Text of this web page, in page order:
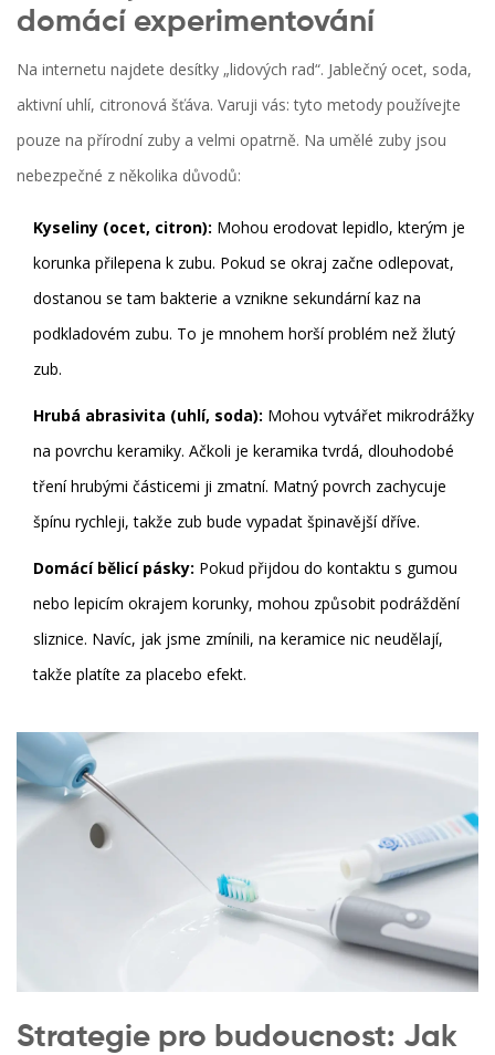
domácí experimentování
Na internetu najdete desítky „lidových rad“. Jablečný ocet, soda,
aktivní uhlí, citronová šťáva. Varuji vás: tyto metody používejte
pouze na přírodní zuby a velmi opatrně. Na umělé zuby jsou
nebezpečné z několika důvodů:
Kyseliny (ocet, citron): Mohou erodovat lepidlo, kterým je
korunka přilepena k zubu. Pokud se okraj začne odlepovat,
dostanou se tam bakterie a vznikne sekundární kaz na
podkladovém zubu. To je mnohem horší problém než žlutý
zub.
Hrubá abrasivita (uhlí, soda): Mohou vytvářet mikrodrážky
na povrchu keramiky. Ačkoli je keramika tvrdá, dlouhodobé
tření hrubými částicemi ji zmatní. Matný povrch zachycuje
špínu rychleji, takže zub bude vypadat špinavější dříve.
Domácí bělicí pásky: Pokud přijdou do kontaktu s gumou
nebo lepicím okrajem korunky, mohou způsobit podráždění
sliznice. Navíc, jak jsme zmínili, na keramice nic neudělají,
takže platíte za placebo efekt.
Strategie pro budoucnost: Jak